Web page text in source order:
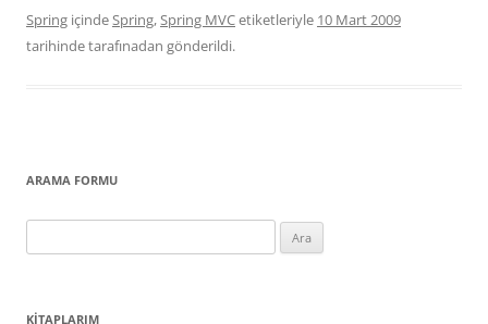
Spring içindeSpring,Spring MVCetiketleriyle 10 Mart 2009
tarihindetarafınadan gönderildi.
ARAMA FORMU
KITAPLARIM